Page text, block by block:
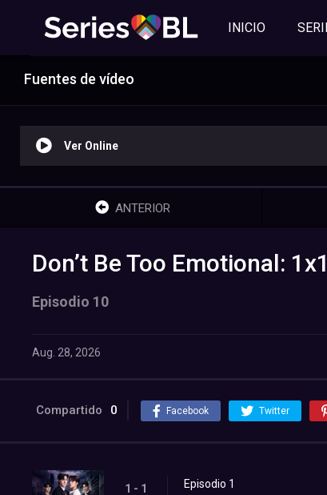
INICIO
Fuentes de vídeo
Ver Online
ANTERIOR
Don’t Be Too Emotional:
Episodio 10
Aug. 28, 2026
Compartido 0 Facebook Twitter
1 - 1 Episodio 1